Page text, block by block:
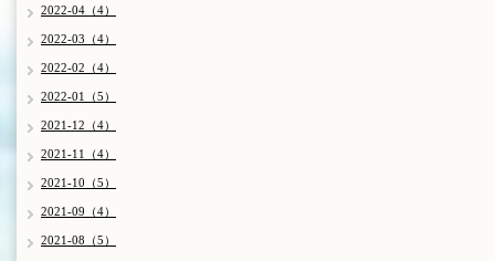
2022-04（4）
2022-03（4）
2022-02（4）
2022-01（5）
2021-12（4）
2021-11（4）
2021-10（5）
2021-09（4）
2021-08（5）